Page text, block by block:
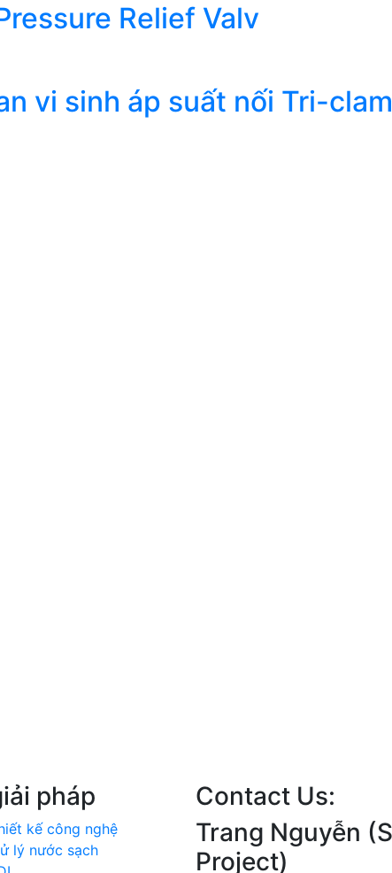
Relief Valv
vi sinh áp suất nối Tri-
pháp
kế công nghệ
lý nước sạch
Contact Us:
Trang Nguyễn
Project)